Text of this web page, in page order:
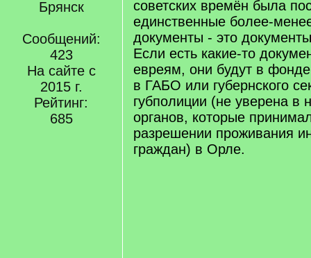
Брянск
Сообщений:
423
На сайте с
2015 г.
Рейтинг:
685
советских времён была
единственные более-
документы - это
Если есть какие-то
евреям, они будут в
в ГАБО или губернского
губполиции (не уверена в
органов, которые
разрешении проживания
граждан) в Орле.